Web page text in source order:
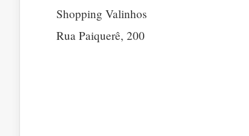
Shopping Valinhos
Rua Paiquerê, 200